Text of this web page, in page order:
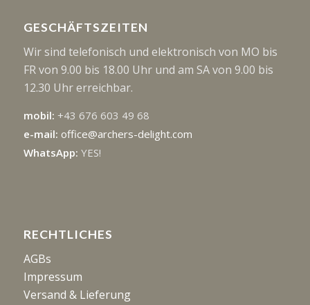
GESCHÄFTSZEITEN
Wir sind telefonisch und elektronisch von MO bis
FR von 9.00 bis 18.00 Uhr und am SA von 9.00 bis
12.30 Uhr erreichbar.
mobil: +43 676 603 49 68
e-mail: office@archers-delight.com
WhatsApp: YES!
RECHTLICHES
AGBs
Impressum
Versand & Lieferung